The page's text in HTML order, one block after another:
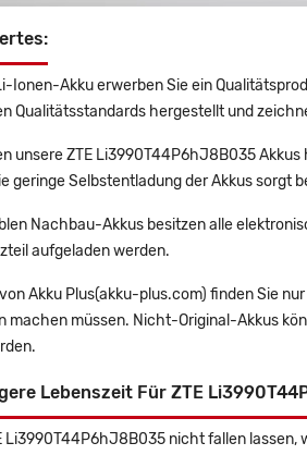
Ionen-Akku erwerben Sie ein
Qualitätsstandards hergestellt und
unsere ZTE Li3990T44P6hJ8B035
geringe Selbstentladung der Akkus sorgt
Nachbau-Akkus besitzen alle
aufgeladen werden.
von Akku Plus(akku-plus.com) finden Sie
machen müssen. Nicht-Original-Akkus
Lebenszeit Für ZTE
Li3990T44P6hJ8B035 nicht fallen